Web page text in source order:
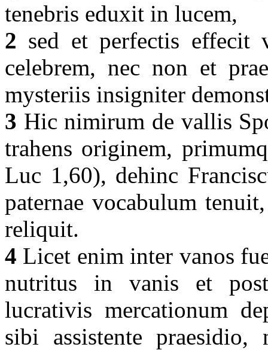
tenebris eduxit in lucem,
2 sed et perfectis effecit
celebrem, nec non et
mysteriis insigniter
3 Hic nimirum de vallis
trahens originem,
Luc 1,60), dehinc
paternae vocabulum
reliquit.
4 Licet enim inter vanos
nutritus in vanis et
lucrativis mercationum
sibi assistente